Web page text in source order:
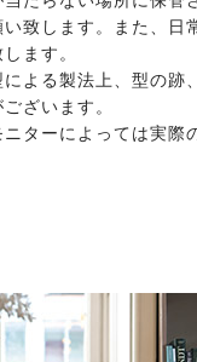
致します。また、日
ます。
よる製法上、型の跡
ざいます。
ターによっては実際